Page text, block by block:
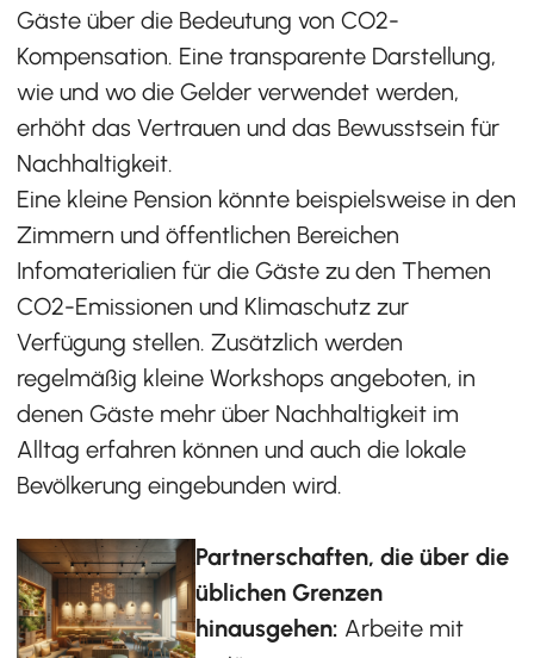
Gäste über die Bedeutung von CO2-
Kompensation. Eine transparente Darstellung,
wie und wo die Gelder verwendet werden,
erhöht das Vertrauen und das Bewusstsein für
Nachhaltigkeit.
Eine kleine Pension könnte beispielsweise in den
Zimmern und öffentlichen Bereichen
Infomaterialien für die Gäste zu den Themen
CO2-Emissionen und Klimaschutz zur
Verfügung stellen. Zusätzlich werden
regelmäßig kleine Workshops angeboten, in
denen Gäste mehr über Nachhaltigkeit im
Alltag erfahren können und auch die lokale
Bevölkerung eingebunden wird.
Partnerschaften, die über die
üblichen Grenzen
hinausgehen: Arbeite mit